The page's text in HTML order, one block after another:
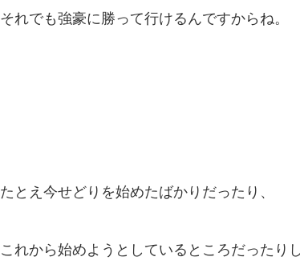
それでも強豪に勝って行けるんですからね。
たとえ今せどりを始めたばかりだったり、
これから始めようとしているところだったりし